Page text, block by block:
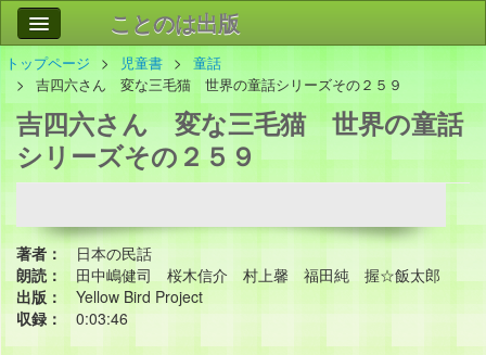
ことのは出版
作品
事業案内
会社情報
お問い合わせ
トップページ 児童書
童話
吉四六さん 変な三毛猫 世界の童話シリーズその２５９
吉四六さん 変な三毛猫 世界の童話
シリーズその２５９
著者：
日本の民話
朗読：
田中嶋健司 桜木信介 村上馨 福田純 握☆飯太郎
出版：
Yellow Bird Project
収録：
0:03:46